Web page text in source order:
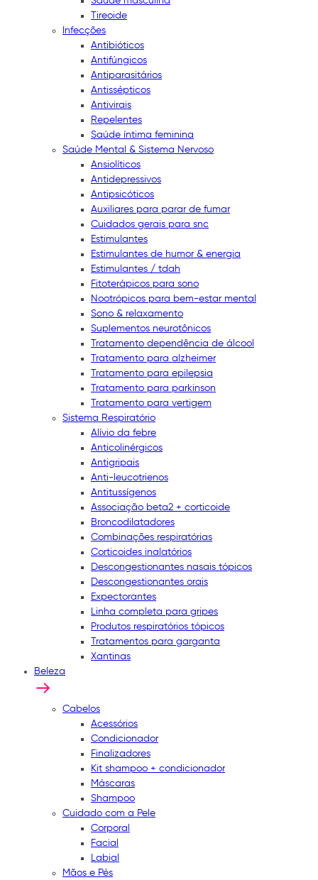
Tireoide
Infecções
Antibióticos
Antifúngicos
Antiparasitários
Antissépticos
Antivirais
Repelentes
Saúde íntima feminina
Saúde Mental & Sistema Nervoso
Ansiolíticos
Antidepressivos
Antipsicóticos
Auxiliares para parar de fumar
Cuidados gerais para snc
Estimulantes
Estimulantes de humor & energia
Estimulantes / tdah
Fitoterápicos para sono
Nootrópicos para bem-estar mental
Sono & relaxamento
Suplementos neurotônicos
Tratamento dependência de álcool
Tratamento para alzheimer
Tratamento para epilepsia
Tratamento para parkinson
Tratamento para vertigem
Sistema Respiratório
Alívio da febre
Anticolinérgicos
Antigripais
Anti-leucotrienos
Antitussígenos
Associação beta2 + corticoide
Broncodilatadores
Combinações respiratórias
Corticoides inalatórios
Descongestionantes nasais tópicos
Descongestionantes orais
Expectorantes
Linha completa para gripes
Produtos respiratórios tópicos
Tratamentos para garganta
Xantinas
Beleza
Cabelos
Acessórios
Condicionador
Finalizadores
Kit shampoo + condicionador
Máscaras
Shampoo
Cuidado com a Pele
Corporal
Facial
Labial
Mãos e Pés